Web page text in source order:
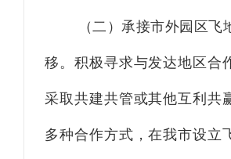
（二）承接市外园区飞
移。 积极寻求与发达地区合
采取共建共管或其他互利共
多种合作方式，在我市设立